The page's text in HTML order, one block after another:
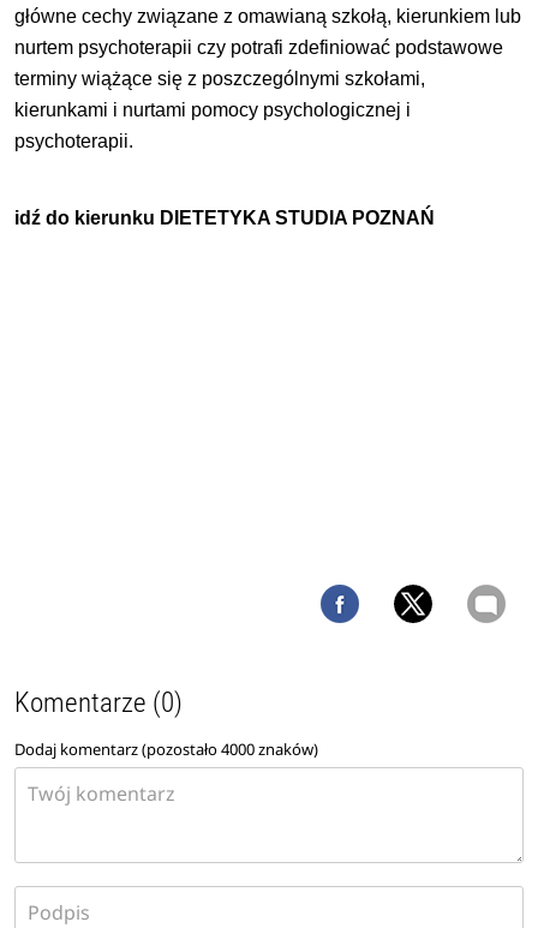
główne cechy związane z omawianą szkołą, kierunkiem lub
nurtem psychoterapii czy potrafi zdefiniować podstawowe
terminy wiążące się z poszczególnymi szkołami,
kierunkami i nurtami pomocy psychologicznej i
psychoterapii.
idź do kierunku DIETETYKA STUDIA POZNAŃ
Komentarze (0)
Dodaj komentarz (pozostało4000znaków)